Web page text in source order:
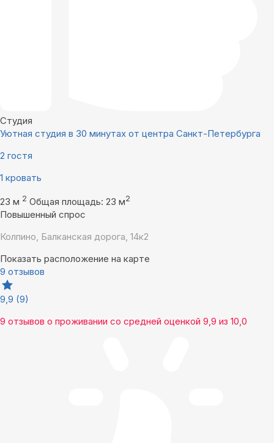
Студия
Уютная студия в 30 минутах от центра Санкт-Петербурга
2 гостя
1 кровать
23 м 2 Общая площадь: 23 м2
Повышенный спрос
Колпино, Балканская дорога, 14к2
Показать расположение на карте
9 отзывов
9,9 (9)
9 отзывов о проживании со средней оценкой 9,9 из 10,0